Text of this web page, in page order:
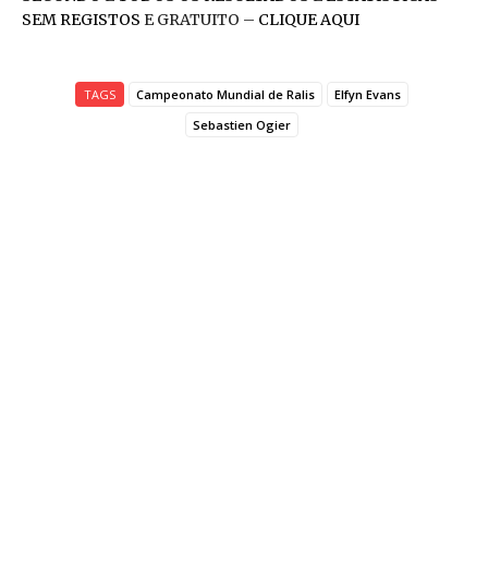
SEM REGISTOS E GRATUITO – CLIQUE AQUI
TAGS Campeonato Mundial de Ralis
Elfyn Evans
Sebastien Ogier